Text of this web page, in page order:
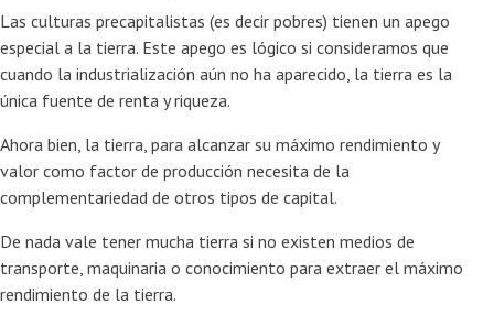
Las culturas precapitalistas (es decir pobres) tienen un apego
especial a la tierra. Este apego es lógico si consideramos que
cuando la industrialización aún no ha aparecido, la tierra es la
única fuente de renta y riqueza.
Ahora bien, la tierra, para alcanzar su máximo rendimiento y
valor como factor de producción necesita de la
complementariedad de otros tipos de capital.
De nada vale tener mucha tierra si no existen medios de
transporte, maquinaria o conocimiento para extraer el máximo
rendimiento de la tierra.